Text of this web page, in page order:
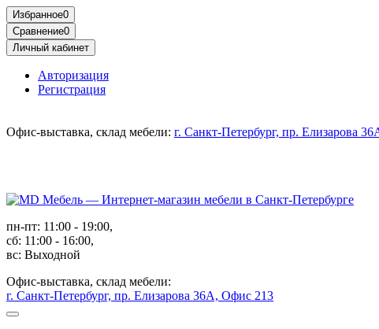
Избранное0
Сравнение0
Личный кабинет
Авторизация
Регистрация
Офис-выставка, склад мебели: г. Санкт-Петербург, пр. Елизарова
пн-пт: 11:00 - 19:00,
сб: 11:00 - 16:00,
вс: Выходной
Офис-выставка, склад мебели:
г. Санкт-Петербург, пр. Елизарова 36А, Офис 213